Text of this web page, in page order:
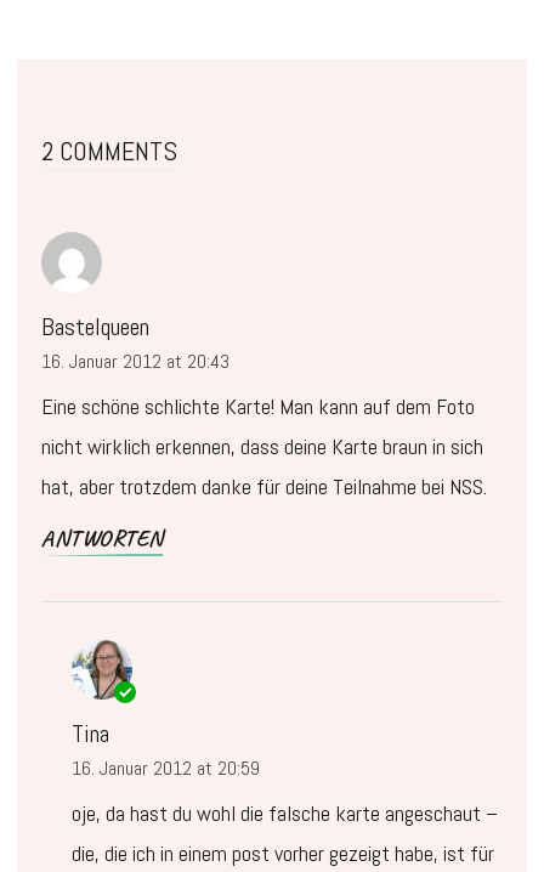
2 COMMENTS
Bastelqueen
16. Januar 2012 at 20:43
Eine schöne schlichte Karte! Man kann auf dem Foto
nicht wirklich erkennen, dass deine Karte braun in sich
hat, aber trotzdem danke für deine Teilnahme bei NSS.
ANTWORTEN
Tina
16. Januar 2012 at 20:59
oje, da hast du wohl die falsche karte angeschaut –
die, die ich in einem post vorher gezeigt habe, ist für